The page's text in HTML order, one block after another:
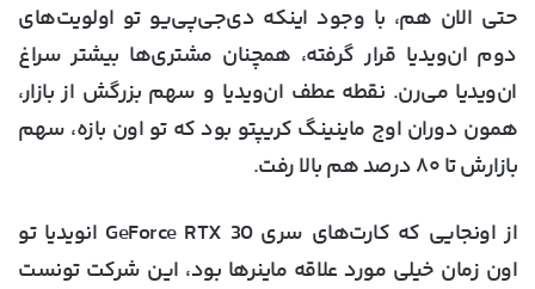
حتی الان هم، با وجود اینکه دی‌جی‌پی‌یو تو اولویت‌های
دوم ان‌ویدیا قرار گرفته، همچنان مشتری‌ها بیشتر سراغ
ان‌ویدیا می‌رن. نقطه عطف ان‌ویدیا و سهم بزرگش از بازار،
همون دوران اوج ماینینگ کریپتو بود که تو اون بازه، سهم
بازارش تا ۸۰ درصد هم بالا رفت.
از اونجایی که کارت‌های سری GeForce RTX 30 انویدیا تو
اون زمان خیلی مورد علاقه ماینرها بود، این شرکت تونست